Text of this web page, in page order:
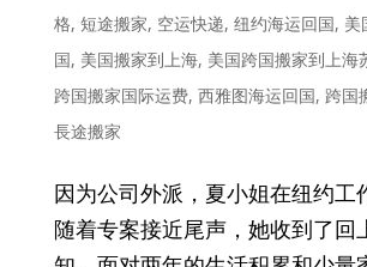
格, 短途搬家, 空运快递, 纽约海运回国, 美
国, 美国搬家到上海, 美国跨国搬家到上海
跨国搬家国际运费, 西雅图海运回国, 跨国
長途搬家
因为公司外派，夏小姐在纽约工
随着专案接近尾声，她收到了回